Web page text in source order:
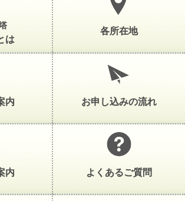
は
各所在地
内 お申し込みの流れ
内 よくあるご質問